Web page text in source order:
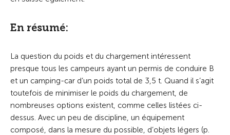
En résumé:
La question du poids et du chargement intéressent
presque tous les campeurs ayant un permis de conduire B
et un camping-car d’un poids total de 3,5 t. Quand il s’agit
toutefois de minimiser le poids du chargement, de
nombreuses options existent, comme celles listées ci-
dessus. Avec un peu de discipline, un équipement
composé, dans la mesure du possible, d’objets légers (p.